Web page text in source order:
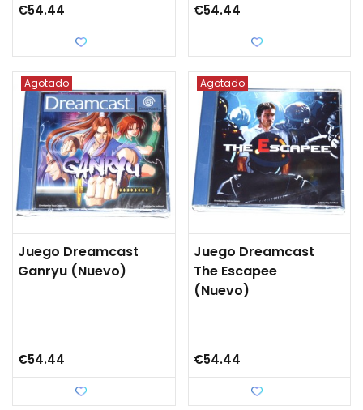
€54.44 €54.44
Agotado
Juego Dreamcast
Ganryu (nuevo)
€54.44
Agotado
Juego Dreamcast
The Escapee
(nuevo)
€54.44